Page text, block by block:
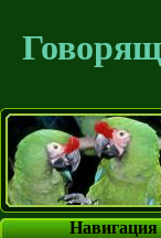
Навигация